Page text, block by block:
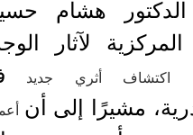
هشام
المركزية لآثار
اكتشاف أثري جديد
مشيرًا إلى أن